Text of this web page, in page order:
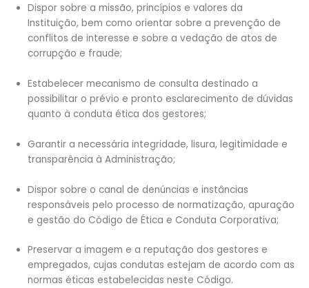
Dispor sobre a missão, princípios e valores da
Instituição, bem como orientar sobre a prevenção de
conflitos de interesse e sobre a vedação de atos de
corrupção e fraude;
Estabelecer mecanismo de consulta destinado a
possibilitar o prévio e pronto esclarecimento de dúvidas
quanto à conduta ética dos gestores;
Garantir a necessária integridade, lisura, legitimidade e
transparência à Administração;
Dispor sobre o canal de denúncias e instâncias
responsáveis pelo processo de normatização, apuração
e gestão do Código de Ética e Conduta Corporativa;
Preservar a imagem e a reputação dos gestores e
empregados, cujas condutas estejam de acordo com as
normas éticas estabelecidas neste Código.